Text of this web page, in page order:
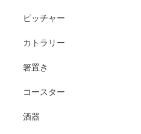
ピッチャー
カトラリー
箸置き
コースター
酒器